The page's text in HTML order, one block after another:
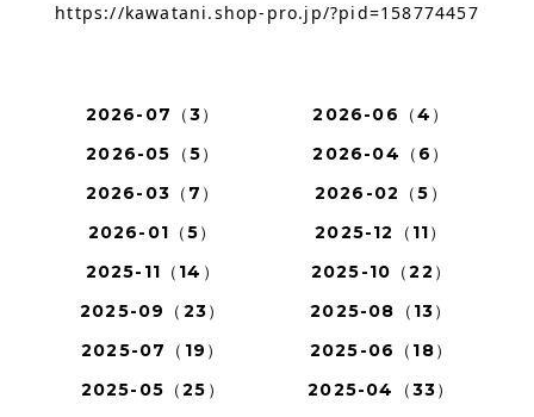
https://kawatani.shop-pro.jp/?pid=158774457
2026-07（3）
2026-06（4）
2026-05（5）
2026-04（6）
2026-03（7）
2026-02（5）
2026-01（5）
2025-12（11）
2025-11（14）
2025-10（22）
2025-09（23）
2025-08（13）
2025-07（19）
2025-06（18）
2025-05（25）
2025-04（33）